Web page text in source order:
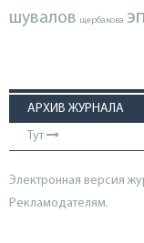
шувалов щербакова
АРХИВ ЖУРНАЛА
Тут
Электронная версия
Рекламодателям.